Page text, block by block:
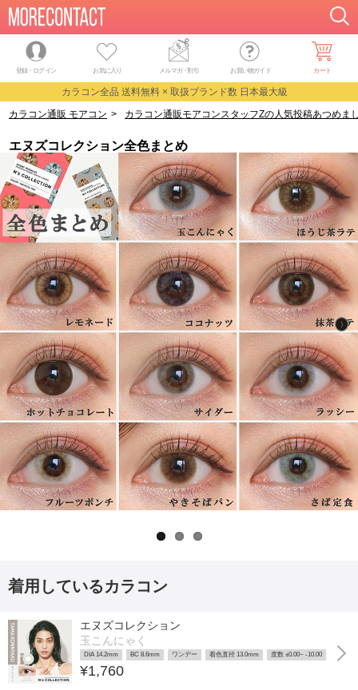
登録・ログイン お気に入り メルマガ・割引 お買い物ガイド カート
カラコン全品 送料無料 × 取扱ブランド数 日本最大級
カラコン通販 モアコン > カラコン通販モアコンスタッフZの人気投稿あつめ
エヌズコレクション全色まとめ
着用しているカラコン
エヌズコレクション
玉こんにゃく
DIA 14.2mm BC 8.6mm ワンデー 着色直径 13.0mm 度数 ±0.00~ -10.00
¥1,760